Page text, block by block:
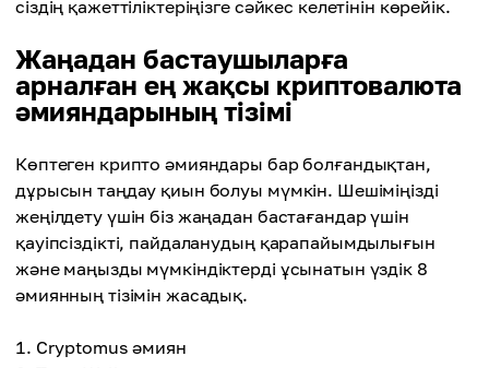
сіздің қажеттіліктеріңізге сәйкес келетінін көрейік.
Жаңадан бастаушыларға
арналған ең жақсы криптовалюта
әмияндарының тізімі
Көптеген крипто әмияндары бар болғандықтан,
дұрысын таңдау қиын болуы мүмкін. Шешіміңізді
жеңілдету үшін біз жаңадан бастағандар үшін
қауіпсіздікті, пайдаланудың қарапайымдылығын
және маңызды мүмкіндіктерді ұсынатын үздік 8
әмиянның тізімін жасадық.
Cryptomus әмиян